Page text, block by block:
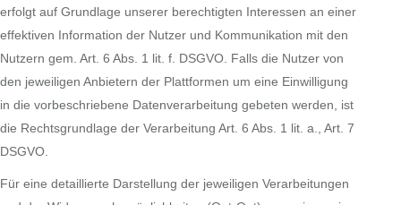
erfolgt auf Grundlage unserer berechtigten Interessen an einer
effektiven Information der Nutzer und Kommunikation mit den
Nutzern gem. Art. 6 Abs. 1 lit. f. DSGVO. Falls die Nutzer von
den jeweiligen Anbietern der Plattformen um eine Einwilligung
in die vorbeschriebene Datenverarbeitung gebeten werden, ist
die Rechtsgrundlage der Verarbeitung Art. 6 Abs. 1 lit. a., Art. 7
DSGVO.
Für eine detaillierte Darstellung der jeweiligen Verarbeitungen